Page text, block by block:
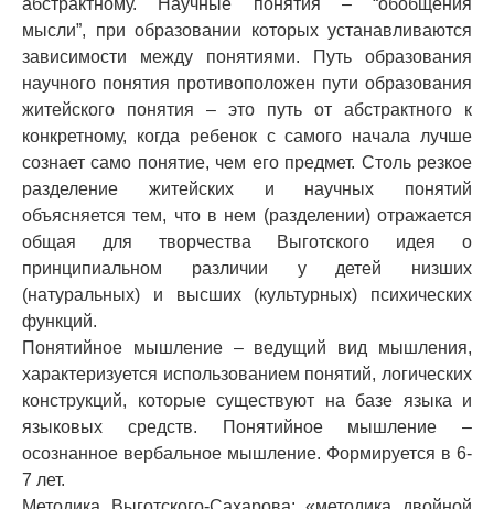
абстрактному. Научные понятия – “обобщения
мысли”, при образовании которых устанавливаются
зависимости между понятиями. Путь образования
научного понятия противоположен пути образования
житейского понятия – это путь от абстрактного к
конкретному, когда ребенок с самого начала лучше
сознает само понятие, чем его предмет. Столь резкое
разделение житейских и научных понятий
объясняется тем, что в нем (разделении) отражается
общая для творчества Выготского идея о
принципиальном различии у детей низших
(натуральных) и высших (культурных) психических
функций.
Понятийное мышление – ведущий вид мышления,
характеризуется использованием понятий, логических
конструкций, которые существуют на базе языка и
языковых средств. Понятийное мышление –
осознанное вербальное мышление. Формируется в 6-
7 лет.